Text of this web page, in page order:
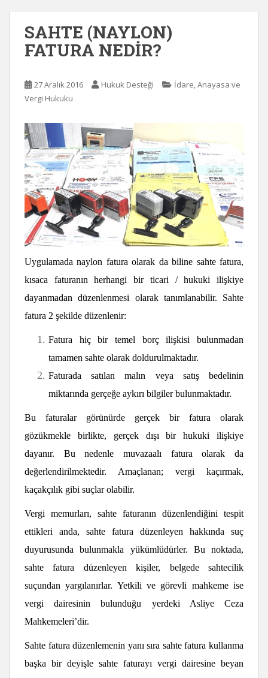
SAHTE (NAYLON)
FATURA NEDİR?
27 Aralık 2016 Hukuk Desteği
İdare, Anayasa ve
Vergi Hukuku
Uygulamada naylon fatura olarak da biline sahte fatura,
kısaca faturanın herhangi bir ticari / hukuki ilişkiye
dayanmadan düzenlenmesi olarak tanımlanabilir. Sahte
fatura 2 şekilde düzenlenir:
Fatura hiç bir temel borç ilişkisi bulunmadan
tamamen sahte olarak doldurulmaktadır.
Faturada satılan malın veya satış bedelinin
miktarında gerçeğe aykırı bilgiler bulunmaktadır.
Bu faturalar görünürde gerçek bir fatura olarak
gözükmekle birlikte, gerçek dışı bir hukuki ilişkiye
dayanır. Bu nedenle muvazaalı fatura olarak da
değerlendirilmektedir. Amaçlanan; vergi kaçırmak,
kaçakçılık gibi suçlar olabilir.
Vergi memurları, sahte faturanın düzenlendiğini tespit
ettikleri anda, sahte fatura düzenleyen hakkında suç
duyurusunda bulunmakla yükümlüdürler. Bu noktada,
sahte fatura düzenleyen kişiler, belgede sahtecilik
suçundan yargılanırlar. Yetkili ve görevli mahkeme ise
vergi dairesinin bulunduğu yerdeki Asliye Ceza
Mahkemeleri’dir.
Sahte fatura düzenlemenin yanı sıra sahte fatura kullanma
başka bir deyişle sahte faturayı vergi dairesine beyan